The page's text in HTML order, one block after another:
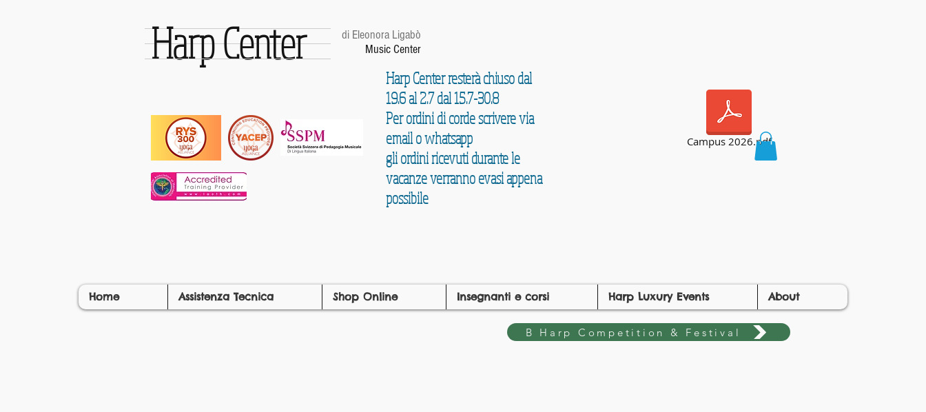
Harp Center
di Eleonora Ligabò
Music Center
Harp Center resterà chiuso dal
19.6 al 2.7 dal 15.7-30.8
Per ordini di corde scrivere via
email o whatsapp
gli ordini ricevuti durante le
vacanze verranno evasi appena
possibile
Campus 2026.pdf
Home Assistenza Tecnica Shop Online Insegnanti e corsi Harp Luxury Events About
B Harp Competition & Festival